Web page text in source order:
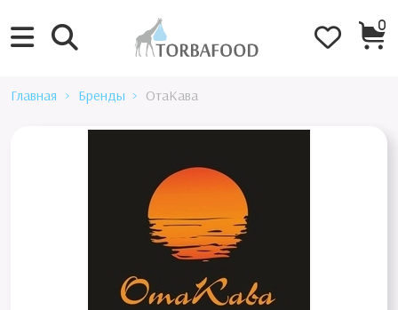
0
Главная Бренды ОтаКава